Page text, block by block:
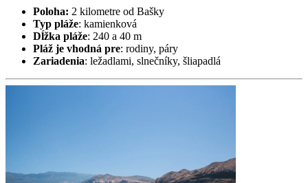
Poloha: 2 kilometre od Bašky
Typ pláže: kamienková
Dĺžka pláže: 240 a 40 m
Pláž je vhodná pre: rodiny, páry
Zariadenia: ležadlami, slnečníky, šliapadlá